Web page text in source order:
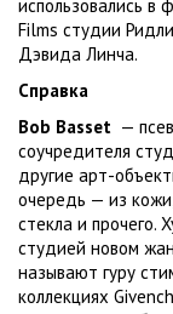
использовались в
Films студии
Дэвида Линча.
Справка
Bob Basset —
соучредителя
другие арт-
очередь — из
стекла и прочего.
студией новом
называют гуру
коллекциях